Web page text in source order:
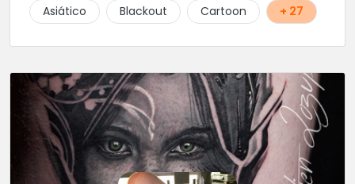
Asiático
Blackout Cartoon + 27